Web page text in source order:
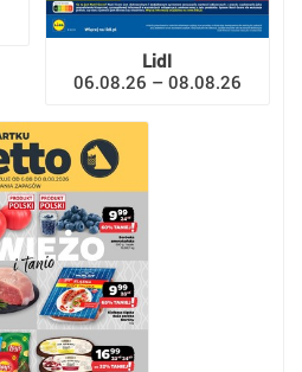
Lidl
06.08.26 – 08.08.26